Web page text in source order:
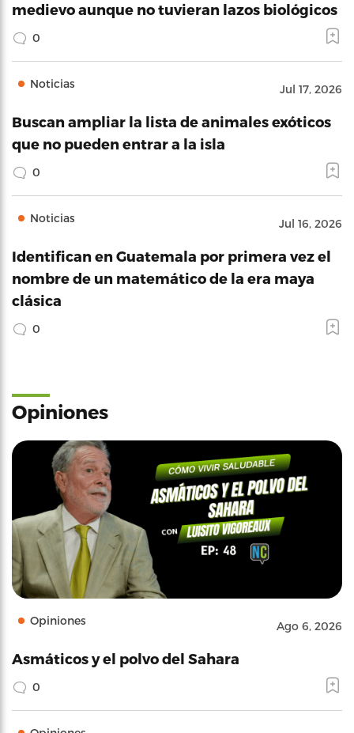
medievo aunque no tuvieran lazos biológicos
0
Noticias Jul 17, 2026
Buscan ampliar la lista de animales exóticos
que no pueden entrar a la isla
0
Noticias Jul 16, 2026
Identifican en Guatemala por primera vez el
nombre de un matemático de la era maya
clásica
0
Opiniones
Opiniones Ago 6, 2026
Asmáticos y el polvo del Sahara
0